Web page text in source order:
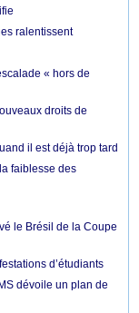
ralentissent
« hors de
droits de
il est déjà trop tard
faiblesse des
le Brésil de la Coupe
d’étudiants
dévoile un plan de